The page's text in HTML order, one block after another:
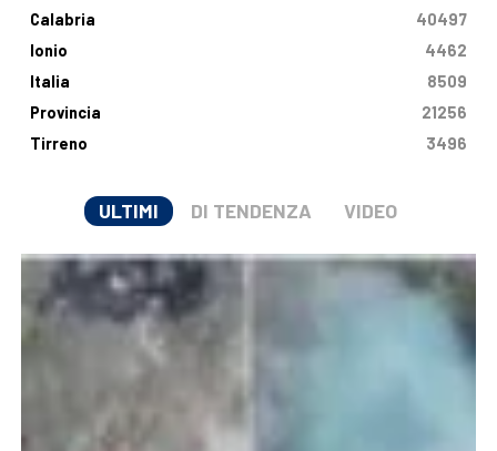
Calabria
40497
Ionio
4462
Italia
8509
Provincia
21256
Tirreno
3496
ULTIMI DI TENDENZA VIDEO